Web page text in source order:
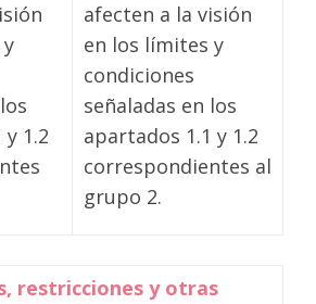
1.2
afecten a la visión
en los límites y
condiciones
señaladas en los
apartados 1.1 y 1.2
correspondientes al
grupo 2.
restricciones y otras